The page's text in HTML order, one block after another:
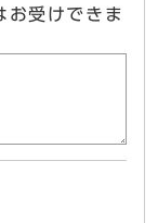
お受けできま